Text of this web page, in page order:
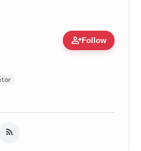
person_addFollow
Media or